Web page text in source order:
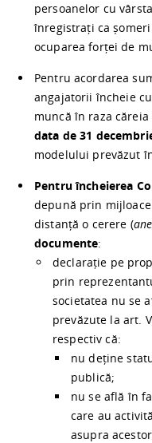
persoanelor cu
înregistrați ca
ocuparea forței de
Pentru acordarea
angajatorii încheie
muncă în raza
data de 31
modelului prevăzut
Pentru încheierea
depună prin
distanță o cerere (
documente:
declarație pe
prin
societatea nu se
prevăzute la art.
respectiv că:
nu deține
publică;
nu se află în
care au
asupra